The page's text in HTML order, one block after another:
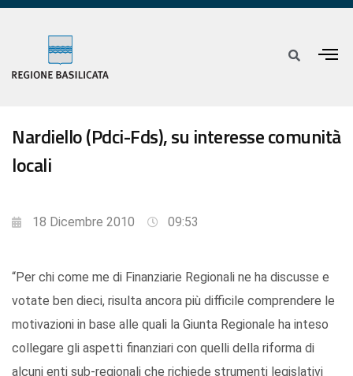
Nardiello (Pdci-Fds), su interesse comunità
locali
18 Dicembre 2010 09:53
“Per chi come me di Finanziarie Regionali ne ha discusse e
votate ben dieci, risulta ancora più difficile comprendere le
motivazioni in base alle quali la Giunta Regionale ha inteso
collegare gli aspetti finanziari con quelli della riforma di
alcuni enti sub-regionali che richiede strumenti legislativi